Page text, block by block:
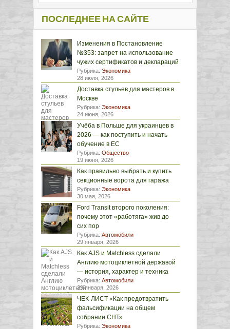
ПОСЛЕДНЕЕ НА САЙТЕ
Изменения в Постановление
№353: запрет на использование
чужих сертификатов и деклараций
Рубрика: Экономика
28 июля, 2026
Доставка стульев для мастеров в
Москве
Рубрика: Экономика
24 июня, 2026
Учёба в Польше для украинцев в
2026 — как поступить и начать
обучение в ЕС
Рубрика: Общество
19 июня, 2026
Как правильно выбрать и купить
секционные ворота для гаража
Рубрика: Экономика
30 мая, 2026
Ford Transit второго поколения:
почему этот «работяга» жив до
сих пор
Рубрика: Автомобили
29 января, 2026
Как AJS и Matchless сделали
Англию мотоциклетной державой
— история, характер и техника
Рубрика: Автомобили
29 января, 2026
ЧЕК-ЛИСТ «Как предотвратить
фальсификации на общем
собрании СНТ»
Рубрика: Экономика